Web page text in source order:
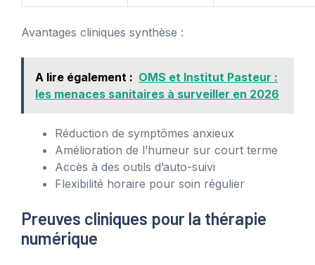
Avantages cliniques synthèse :
A lire également : OMS et Institut Pasteur :
les menaces sanitaires à surveiller en 2026
Réduction de symptômes anxieux
Amélioration de l’humeur sur court terme
Accès à des outils d’auto-suivi
Flexibilité horaire pour soin régulier
Preuves cliniques pour la thérapie
numérique